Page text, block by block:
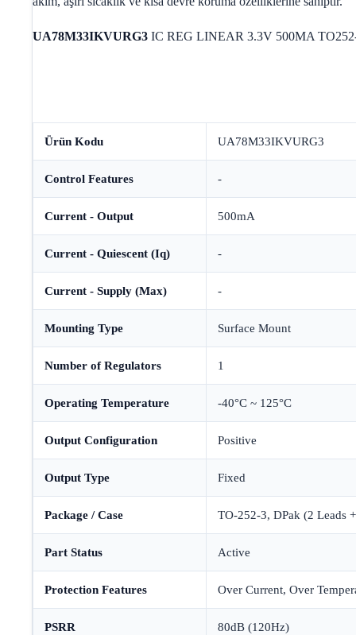
UA78M33IKVURG3 IC REG LINEAR 3.3V 500MA
Ürün Kodu UA78M33IKVURG3
Control Features -
Current - Output 500mA
Current - Quiescent (Iq) -
Current - Supply (Max) -
Mounting Type Surface Mount
Number of Regulators 1
Operating Temperature -40°C ~ 125°C
Output Configuration Positive
Output Type Fixed
Package / Case TO-252-3, DPak (2 Leads
Part Status Active
Protection Features Over Current, Over
PSRR 80dB (120Hz)